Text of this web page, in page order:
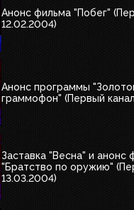
Анонс фильма "Побег"
12.02.2004)
Анонс программы
граммофон" (Первый
Заставка "Весна" и анонс
"Братство по оружию"
13.03.2004)